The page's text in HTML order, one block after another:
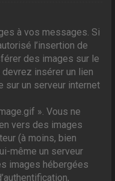
à vos messages. Si
l’insertion de
des images sur le
insérer un lien
sur un serveur internet
». Vous ne
vers des images
(à moins, bien
même un serveur
images hébergées